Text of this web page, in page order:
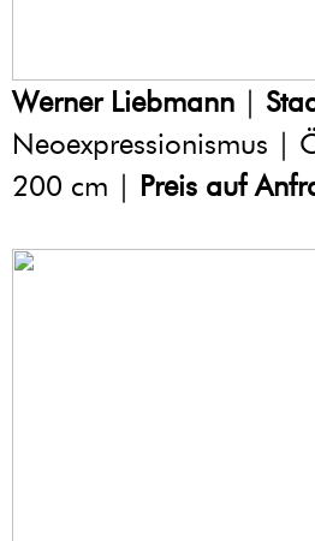
Werner Liebmann |
Neoexpressionismus |
200 cm | Preis auf